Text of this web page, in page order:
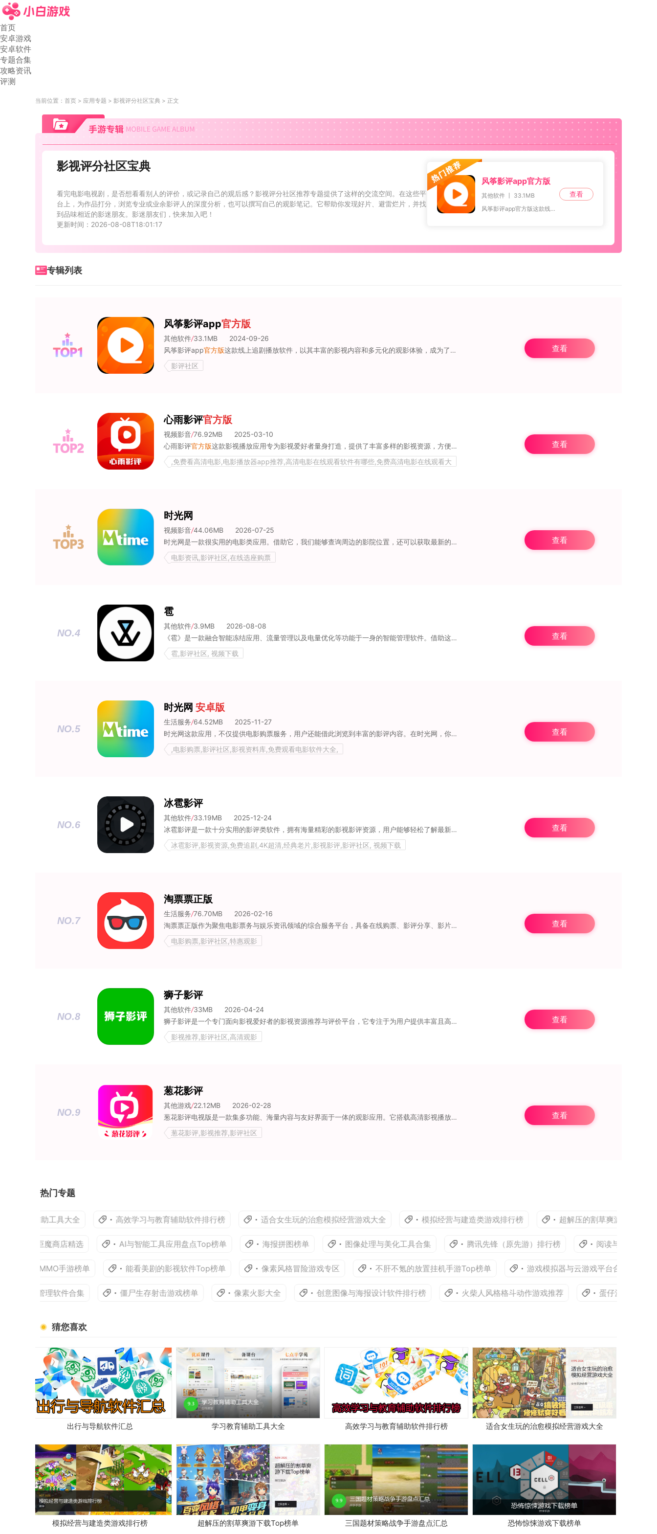
首页
安卓游戏
安卓软件
专题合集
攻略资讯
评测
当前位置： 首页 应用专题 影视评分社区宝典 正文
影视评分社区宝典
看完电影电视剧，是否想看看别人的评价，或记录自己的观后感？影视评分社区推荐专题提供了这样的交流空间。在这些平
台上，为作品打分，浏览专业或业余影评人的深度分析，也可以撰写自己的观影笔记。它帮助你发现好片、避雷烂片，并找
到品味相近的影迷朋友。影迷朋友们，快来加入吧！
更新时间：2026-08-08T18:01:17
风筝影评app官方版
其他软件 丨 33.1MB
风筝影评app官方版这款线上追剧播放软件，以其丰富的影视内容和多元化的观影体验，成为了用户追剧的首选平台。软件提供了各种类型的影视作品，包括电影、电视剧、纪录片
查看
专辑列表
风筝影评app官方版
其他软件/33.1MB
2024-09-26
风筝影评app官方版这款线上追剧播放软件，以其丰富的影视内容和多元化的观影体验，成为了用户追剧的首选平台。软件提供了各种类型的影视作品，包括电影、电视剧、纪录片
影评社区
查看
心雨影评官方版
视频影音/76.92MB
2025-03-10
心雨影评官方版这款影视播放应用专为影视爱好者量身打造，提供了丰富多样的影视资源，方便用户轻松找到自己喜爱的剧集，畅享追剧的乐趣。无论是热门电视剧、经典电影还是最
,免费看高清电影,电影播放器app推荐,高清电影在线观看软件有哪些,免费高清电影在线观看大
查看
时光网
视频影音/44.06MB
2026-07-25
时光网是一款很实用的电影类应用。借助它，我们能够查询周边的影院位置，还可以获取最新的电影上映资讯，并且能在这里撰写影评，确实是个不错的软件。应用介绍：全球百万影
电影资讯,影评社区,在线选座购票
查看
NO.4
雹
其他软件/3.9MB
2026-08-08
《雹》是一款融合智能冻结应用、流量管理以及电量优化等功能于一身的智能管理软件。借助这款软件，用户能轻松应对后台应用消耗流量与电量的难题，畅享更为流畅且省电的手机
雹,影评社区, 视频下载
查看
NO.5
时光网 安卓版
生活服务/64.52MB
2025-11-27
时光网这款应用，不仅提供电影购票服务，用户还能借此浏览到丰富的影评内容。在时光网，你还可以查阅全面的电影影视资料，它为广大用户带来完善的电影服务，是影迷粉丝的必
,电影购票,影评社区,影视资料库,免费观看电影软件大全,
查看
NO.6
冰雹影评
其他软件/33.19MB
2025-12-24
冰雹影评是一款十分实用的影评类软件，拥有海量精彩的影视影评资源，用户能够轻松了解最新的影视动态，还能获取丰富多样的内容，及时掌握最新的影视资讯，让你在线查看各类
冰雹影评,影视资源,免费追剧,4K超清,经典老片,影视影评,影评社区, 视频下载
查看
NO.7
淘票票正版
生活服务/76.70MB
2026-02-16
淘票票正版作为聚焦电影票务与娱乐资讯领域的综合服务平台，具备在线购票、影评分享、影片资讯查询以及特惠活动参与等便捷功能。它融合了电影购票、座位挑选、影评发布、社
电影购票,影评社区,特惠观影
查看
NO.8
狮子影评
其他软件/33MB
2026-04-24
狮子影评是一个专门面向影视爱好者的影视资源推荐与评价平台，它专注于为用户提供丰富且高品质的影视内容，同时积极鼓励用户分享自己的观点和评价。【狮子影评软件简介】狮
影视推荐,影评社区,高清观影
查看
NO.9
葱花影评
其他游戏/22.12MB
2026-02-28
葱花影评电视版是一款集多功能、海量内容与友好界面于一体的观影应用。它搭载高清影视播放功能，1080P电影及视频在线观看流畅无卡顿。除了汇聚最新最热的电影资源外，
葱花影评,影视推荐,影评社区
查看
热门专题
育辅助工具大全 高效学习与教育辅助软件排行榜 适合女生玩的治愈模拟经营游戏大全 模拟经营与建造类游戏排行榜 超解压的割草爽游下载Top榜单
巨魔商店精选 AI与智能工具应用盘点Top榜单 海报拼图榜单 图像处理与美化工具合集 腾讯先锋（原先游）排行榜 阅读与小说软件下载
米的MMO手游榜单 能看美剧的影视软件Top榜单 像素风格冒险游戏专区 不肝不氪的放置挂机手游Top榜单 游戏模拟器与云游戏平台合集
财务管理软件合集 僵尸生存射击游戏榜单 像素火影大全 创意图像与海报设计软件排行榜 火柴人风格格斗动作游戏推荐 蛋仔派对合集
猜您喜欢
出行与导航软件汇总 学习教育辅助工具大全 高效学习与教育辅助软件排行榜 适合女生玩的治愈模拟经营游戏大全
模拟经营与建造类游戏排行榜 超解压的割草爽游下载Top榜单 三国题材策略战争手游盘点汇总 恐怖惊悚游戏下载榜单